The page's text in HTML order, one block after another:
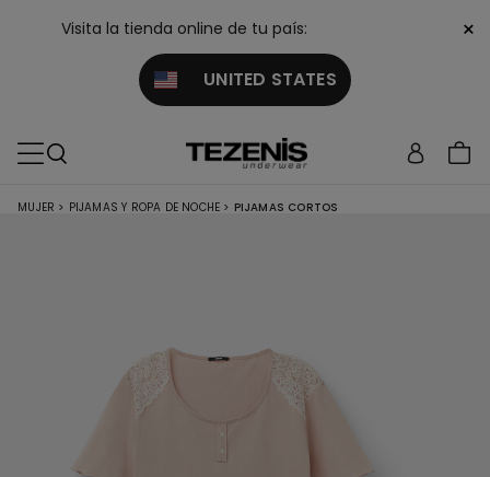
Visita la tienda online de tu país:
UNITED STATES
×
MUJER > PIJAMAS Y ROPA DE NOCHE > PIJAMAS CORTOS